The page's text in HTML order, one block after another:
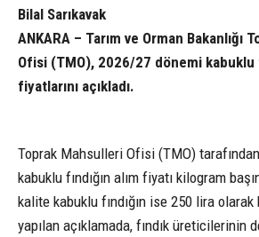
Bilal Sarıkavak
ANKARA – Tarım ve Orman Bakanlığı
Ofisi (TMO), 2026/27 dönemi kabuklu
fiyatlarını açıkladı.
Toprak Mahsulleri Ofisi (TMO)
kabuklu fındığın alım fiyatı kilogram
kalite kabuklu fındığın ise 250 lira
yapılan açıklamada, fındık üreticilerinin